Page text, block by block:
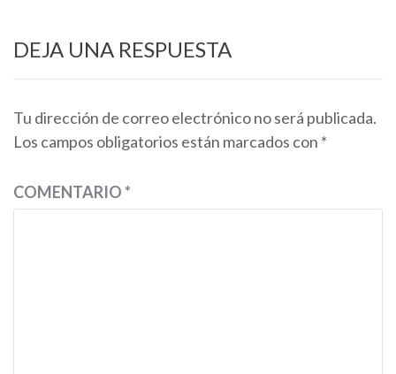
DEJA UNA RESPUESTA
Tu dirección de correo electrónico no será publicada.
Los campos obligatorios están marcados con *
COMENTARIO*